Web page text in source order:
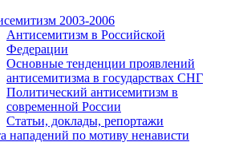
2003-2006
Антисемитизм в Российской
Федерации
Основные тенденции проявлений
антисемитизма в государствах СНГ
Политический антисемитизм в
современной России
Статьи, доклады, репортажи
нападений по мотиву ненависти